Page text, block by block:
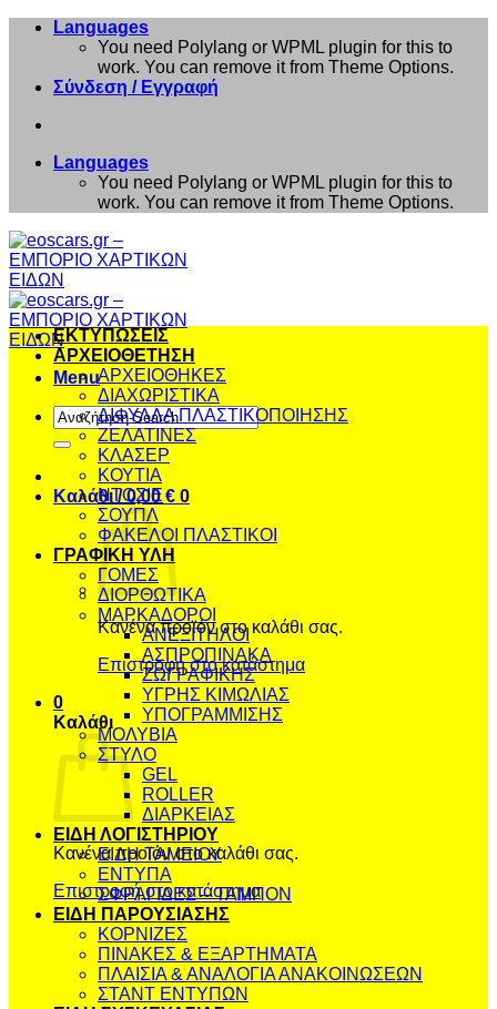
Μετάβαση
περιεχόμενο
Languages
You need Polylang or WPML plugin for this to
work. You can remove it from Theme Options.
Σύνδεση / Εγγραφή
Languages
You need Polylang or WPML plugin for this to
work. You can remove it from Theme Options.
Menu
Αναζήτηση
για:
Καλάθι /0,00€ 0
Κανένα προϊόν στο καλάθι σας.
Επιστροφή στο κατάστημα
0
Καλάθι
Κανένα προϊόν στο καλάθι σας.
Επιστροφή στο κατάστημα
ΕΚΤΥΠΩΣΕΙΣ
ΑΡΧΕΙΟΘΕΤΗΣΗ
ΑΡΧΕΙΟΘΗΚΕΣ
ΔΙΑΧΩΡΙΣΤΙΚΑ
ΔΙΦΥΛΛΑ ΠΛΑΣΤΙΚΟΠΟΙΗΣΗΣ
ΖΕΛΑΤΙΝΕΣ
ΚΛΑΣΕΡ
ΚΟΥΤΙΑ
ΝΤΟΣΙΕ
ΣΟΥΠΛ
ΦΑΚΕΛΟΙ ΠΛΑΣΤΙΚΟΙ
ΓΡΑΦΙΚΗ ΥΛΗ
ΓΟΜΕΣ
ΔΙΟΡΘΩΤΙΚΑ
ΜΑΡΚΑΔΟΡΟΙ
ΑΝΕΞΙΤΗΛΟΙ
ΑΣΠΡΟΠΙΝΑΚΑ
ΖΩΓΡΑΦΙΚΗΣ
ΥΓΡΗΣ ΚΙΜΩΛΙΑΣ
ΥΠΟΓΡΑΜΜΙΣΗΣ
ΜΟΛΥΒΙΑ
ΣΤΥΛΟ
GEL
ROLLER
ΔΙΑΡΚΕΙΑΣ
ΕΙΔΗ ΛΟΓΙΣΤΗΡΙΟΥ
ΕΙΔΗ ΤΑΜΕΙΟΥ
ΕΝΤΥΠΑ
ΣΦΡΑΓΙΔΕΣ – ΤΑΜΠΟΝ
ΕΙΔΗ ΠΑΡΟΥΣΙΑΣΗΣ
ΚΟΡΝΙΖΕΣ
ΠΙΝΑΚΕΣ & ΕΞΑΡΤΗΜΑΤΑ
ΠΛΑΙΣΙΑ & ΑΝΑΛΟΓΙΑ ΑΝΑΚΟΙΝΩΣΕΩΝ
ΣΤΑΝΤ ΕΝΤΥΠΩΝ